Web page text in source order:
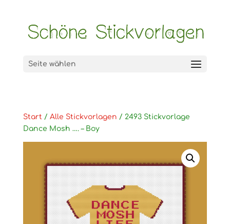
Seite wählen
Start / Alle Stickvorlagen / 2493 Stickvorlage
Dance Mosh …. – Boy